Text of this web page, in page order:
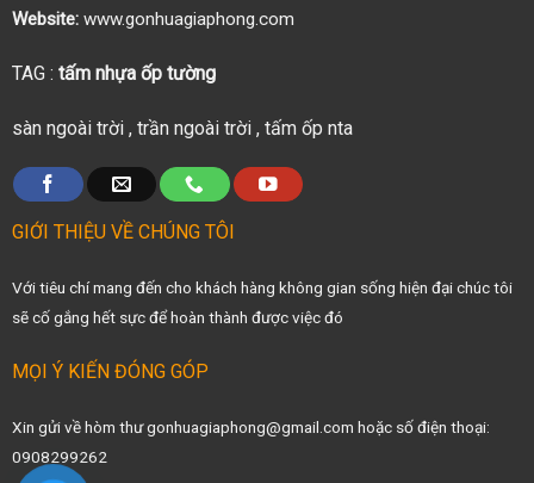
Website:www.gonhuagiaphong.com
TAG : tấm nhựa ốp tường
sàn ngoài trời, trần ngoài trời, tấm ốp nta
GIỚI THIỆU VỀ CHÚNG TÔI
Với tiêu chí mang đến cho khách hàng không gian sống hiện đại chúc tôi
sẽ cố gắng hết sực để hoàn thành được việc đó
MỌI Ý KIẾN ĐÓNG GÓP
Xin gửi về hòm thư gonhuagiaphong@gmail.com hoặc số điện thoại:
0908299262